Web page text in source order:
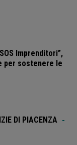
Imprenditori”,
per sostenere le
DI PIACENZA